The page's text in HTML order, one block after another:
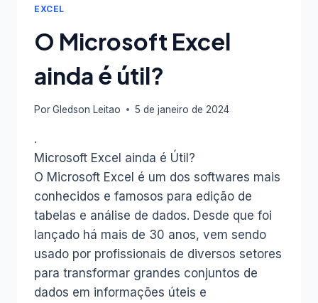
EM
EXCEL
PARA
EXCEL
O Microsoft Excel
ainda é útil?
PorGledson Leitao 5 de janeiro de 2024
.
Microsoft Excel ainda é Útil?
O Microsoft Excel é um dos softwares mais
conhecidos e famosos para edição de
tabelas e análise de dados. Desde que foi
lançado há mais de 30 anos, vem sendo
usado por profissionais de diversos setores
para transformar grandes conjuntos de
dados em informações úteis e